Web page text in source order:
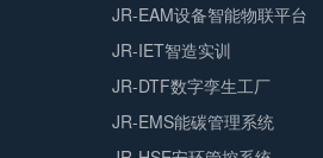
JR-EAM设备智能物联平台
JR-IET智造实训
JR-DTF数字孪生工厂
JR-EMS能碳管理系统